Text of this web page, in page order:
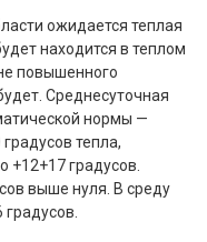
ожидается теплая
находится в теплом
повышенного
Среднесуточная
нормы —
тепла,
+12+17 градусов.
выше нуля. В среду